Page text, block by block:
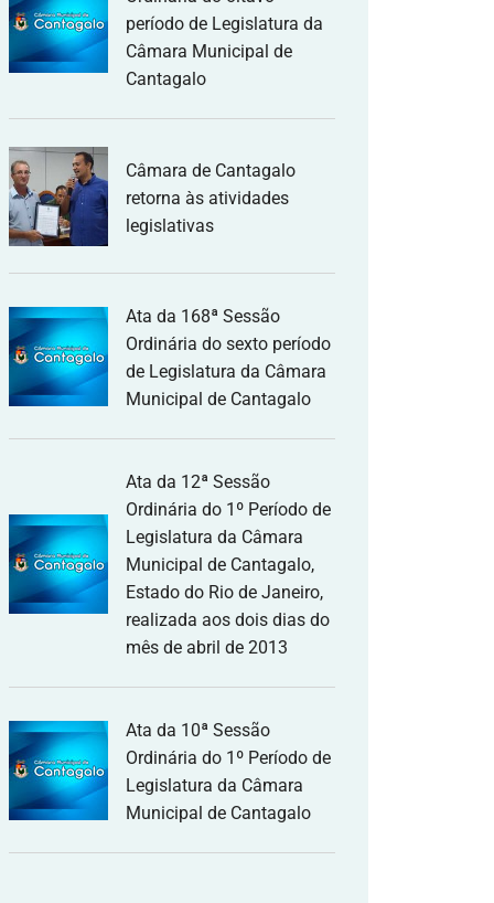
período de Legislatura da
Câmara Municipal de
Cantagalo
Câmara de Cantagalo
retorna às atividades
legislativas
Ata da 168ª Sessão
Ordinária do sexto período
de Legislatura da Câmara
Municipal de Cantagalo
Ata da 12ª Sessão
Ordinária do 1º Período de
Legislatura da Câmara
Municipal de Cantagalo,
Estado do Rio de Janeiro,
realizada aos dois dias do
mês de abril de 2013
Ata da 10ª Sessão
Ordinária do 1º Período de
Legislatura da Câmara
Municipal de Cantagalo